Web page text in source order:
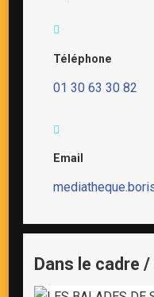
Téléphone
01 30 63 30 82
Email
Dans le cadre